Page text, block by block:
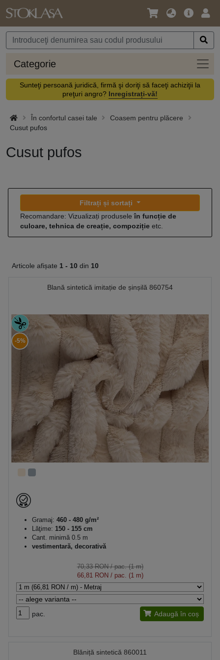
Limbă
Monedă
Meniul
Categorie
Sunteţi persoană juridică, firmă şi doriţi să faceţi achiziţii la
preţuri angro? Inregistrați-vă!
În confortul casei tale
Coasem pentru plăcere
Cusut pufos
Cusut pufos
Filtrați și sortați
Recomandare: Vizualizați produseleîn funcție de
culoare, tehnica de creație, compoziție etc.
Articole afișate 1 - 10 din 10
Blană sintetică imitație de șinșilă 860754
-5%
Gramaj: 460 - 480 g/m²
Lăţime: 150 - 155 cm
Cant. minimă 0.5 m
vestimentară, decorativă
70,33 RON/ pac. (1 m)
66,81 RON/ pac. (1 m)
pac. Adaugă în coș
Blăniță sintetică 860011